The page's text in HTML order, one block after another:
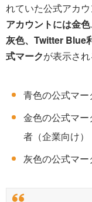
れていた公式アカウ
アカウントには金
灰色、Twitter Blue
式マークが表示され
青色の公式マー
金色の公式マ
者（企業向け）
灰色の公式マ